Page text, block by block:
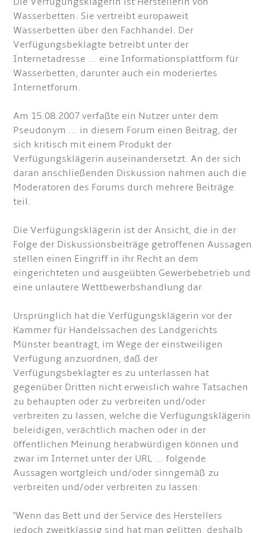
Wasserbetten. Sie vertreibt europaweit
Wasserbetten über den Fachhandel. Der
Verfügungsbeklagte betreibt unter der
Internetadresse ... eine Informationsplattform für
Wasserbetten, darunter auch ein moderiertes
Internetforum.
Am 15.08.2007 verfaßte ein Nutzer unter dem
Pseudonym ... in diesem Forum einen Beitrag, der
sich kritisch mit einem Produkt der
Verfügungsklägerin auseinandersetzt. An der sich
daran anschließenden Diskussion nahmen auch die
Moderatoren des Forums durch mehrere Beiträge
teil.
Die Verfügungsklägerin ist der Ansicht, die in der
Folge der Diskussionsbeiträge getroffenen Aussagen
stellen einen Eingriff in ihr Recht an dem
eingerichteten und ausgeübten Gewerbebetrieb und
eine unlautere Wettbewerbshandlung dar.
Ursprünglich hat die Verfügungsklägerin vor der
Kammer für Handelssachen des Landgerichts
Münster beantragt, im Wege der einstweiligen
Verfügung anzuordnen, daß der
Verfügungsbeklagter es zu unterlassen hat
gegenüber Dritten nicht erweislich wahre Tatsachen
zu behaupten oder zu verbreiten und/oder
verbreiten zu lassen, welche die Verfügungsklägerin
beleidigen, verächtlich machen oder in der
öffentlichen Meinung herabwürdigen können und
zwar im Internet unter der URL ... folgende
Aussagen wortgleich und/oder sinngemäß zu
verbreiten und/oder verbreiten zu lassen:
"Wenn das Bett und der Service des Herstellers
jedoch zweitklassig sind hat man gelitten, deshalb